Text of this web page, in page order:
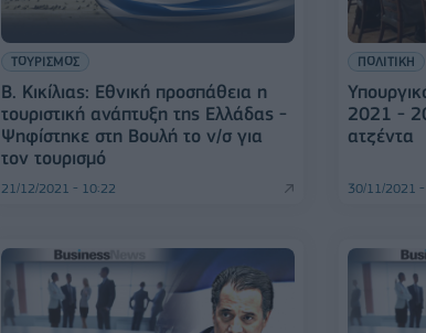
ΤΟΥΡΙΣΜΟΣ
Β. Κικίλιας: Εθνική προσπάθεια η
τουριστική ανάπτυξη της Ελλάδας -
Ψηφίστηκε στη Βουλή το ν/σ για
τον τουρισμό
21/12/2021 - 10:22
ΠΟΛΙΤΙΚΗ
2021 -
ατζέντα
30/11/2021